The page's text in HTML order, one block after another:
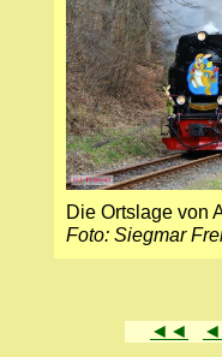
Die Ortslage von
Foto: Siegmar
◄◄ ◄